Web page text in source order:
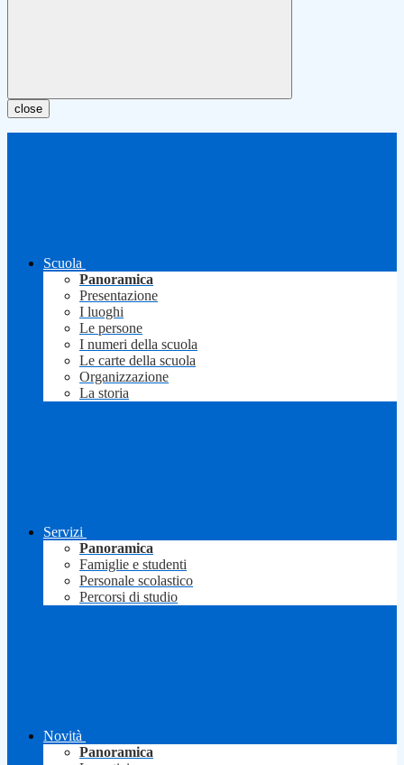
close
Scuola
Panoramica
Presentazione
I luoghi
Le persone
I numeri della scuola
Le carte della scuola
Organizzazione
La storia
Servizi
Panoramica
Famiglie e studenti
Personale scolastico
Percorsi di studio
Novità
Panoramica